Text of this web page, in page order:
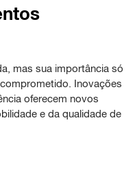
mas sua importância só
Inovações
oferecem novos
e da qualidade de